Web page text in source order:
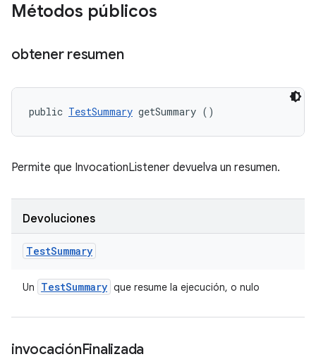
Métodos públicos
obtener resumen
public TestSummary getSummary ()
Permite que InvocationListener devuelva un resumen.
Devoluciones
TestSummary
Un TestSummary que resume la ejecución, o nulo
invocaciónFinalizada